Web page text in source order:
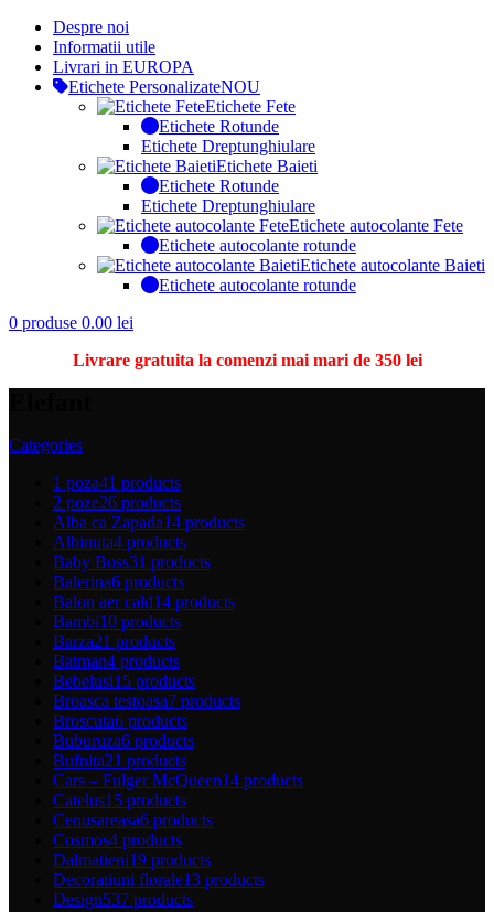
Despre noi
Informatii utile
Livrari in EUROPA
Etichete PersonalizateNOU
Etichete Fete
Etichete Rotunde
Etichete Dreptunghiulare
Etichete Baieti
Etichete Rotunde
Etichete Dreptunghiulare
Etichete autocolante Fete
Etichete autocolante rotunde
Etichete autocolante Baieti
Etichete autocolante rotunde
0 produse 0.00 lei
Livrare gratuita la comenzi mai mari de 350 lei
Categories
1 poza41 products
2 poze26 products
Alba ca Zapada14 products
Albinuta4 products
Baby Boss31 products
Balerina6 products
Balon aer cald14 products
Bambi10 products
Barza21 products
Batman4 products
Bebelusi15 products
Broasca testoasa7 products
Broscuta6 products
Buburuza6 products
Bufnita21 products
Cars – Fulger McQueen14 products
Catelus15 products
Cenusareasa6 products
Cosmos4 products
Dalmatieni19 products
Decoratiuni florale13 products
Design537 products